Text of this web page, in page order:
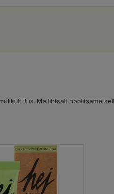
ilus. Me lihtsalt hoolitseme